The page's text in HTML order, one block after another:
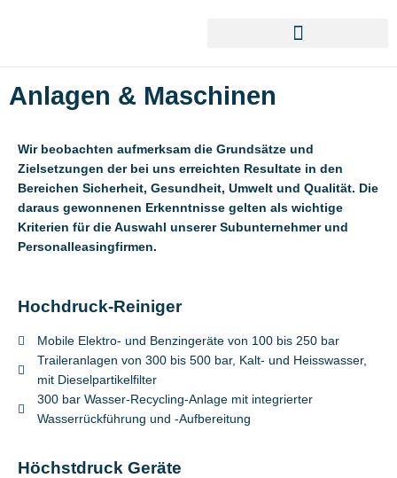
Anlagen & Maschinen
Wir beobachten aufmerksam die Grundsätze und
Zielsetzungen der bei uns erreichten Resultate in den
Bereichen Sicherheit, Gesundheit, Umwelt und Qualität. Die
daraus gewonnenen Erkenntnisse gelten als wichtige
Kriterien für die Auswahl unserer Subunternehmer und
Personalleasingfirmen.
Hochdruck-Reiniger
Mobile Elektro- und Benzingeräte von 100 bis 250 bar
Traileranlagen von 300 bis 500 bar, Kalt- und Heisswasser,
mit Dieselpartikelfilter
300 bar Wasser-Recycling-Anlage mit integrierter
Wasserrückführung und -Aufbereitung
Höchstdruck Geräte